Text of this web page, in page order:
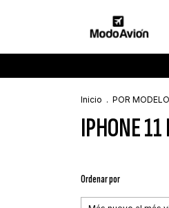
Inicio . POR
IPHONE
Ordenar por